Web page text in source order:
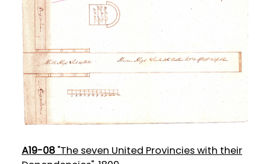
A19-08"The seven United Provincies with their